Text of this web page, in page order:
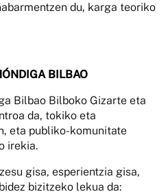
du, karga teoriko
BILBAO
Bilbao Bilboko Gizarte eta
da, tokiko eta
eta publiko-komunitate
irekia.
gisa, esperientzia gisa,
bizitzeko lekua da: